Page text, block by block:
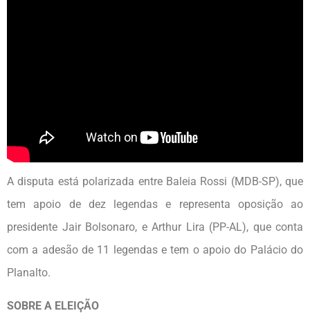
A disputa está polarizada entre Baleia Rossi (MDB-SP), que
tem apoio de dez legendas e representa oposição ao
presidente Jair Bolsonaro, e Arthur Lira (PP-AL), que conta
com a adesão de 11 legendas e tem o apoio do Palácio do
Planalto.
SOBRE A ELEIÇÃO